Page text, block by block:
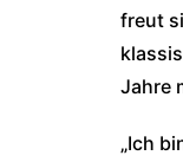
freut
Jahre
„Ich